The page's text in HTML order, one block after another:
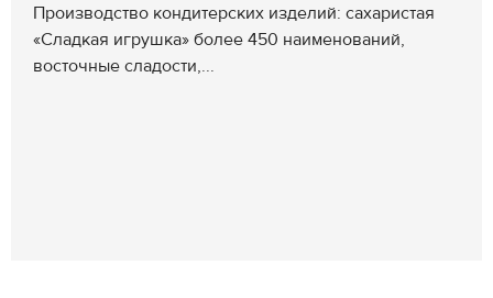
Производство кондитерских изделий: сахаристая
«Сладкая игрушка» более 450 наименований,
восточные сладости,...